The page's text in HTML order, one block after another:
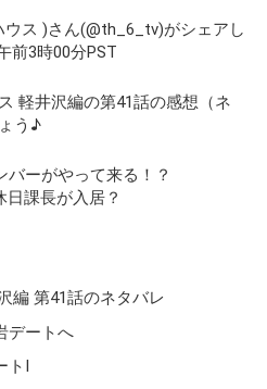
ウス )さん(@th_6_tv)がシェアし
前3時00分PST
軽井沢編の第41話の感想（ネ
う♪
ーがやって来る！？
日課長が入居？
編 第41話のネタバレ
デートへ
トⅠ